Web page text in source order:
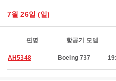
7월 26일 (일)
편명 항공기 모델
AH5348 Boeing 737